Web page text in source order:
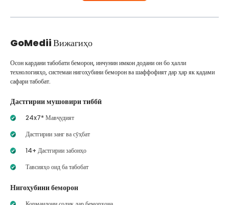
GoMediiВижагиҳо
Осон кардани табобати беморон, инчунин имкон додани он бо ҳалли
технологияҳо, системаи нигоҳубини беморон ва шаффофият дар ҳар як қадами
сафари табобат.
Дастгирии мушовири тиббӣ
24x7* Мавҷудият
Дастгирии занг ва сӯҳбат
14+ Дастгирии забонҳо
Тавсияҳо оид ба табобат
Нигоҳубини беморон